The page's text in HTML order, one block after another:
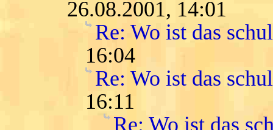
26.08.2001, 14:01
Re: Wo ist das
16:04
Re: Wo ist das
16:11
Re: Wo ist das